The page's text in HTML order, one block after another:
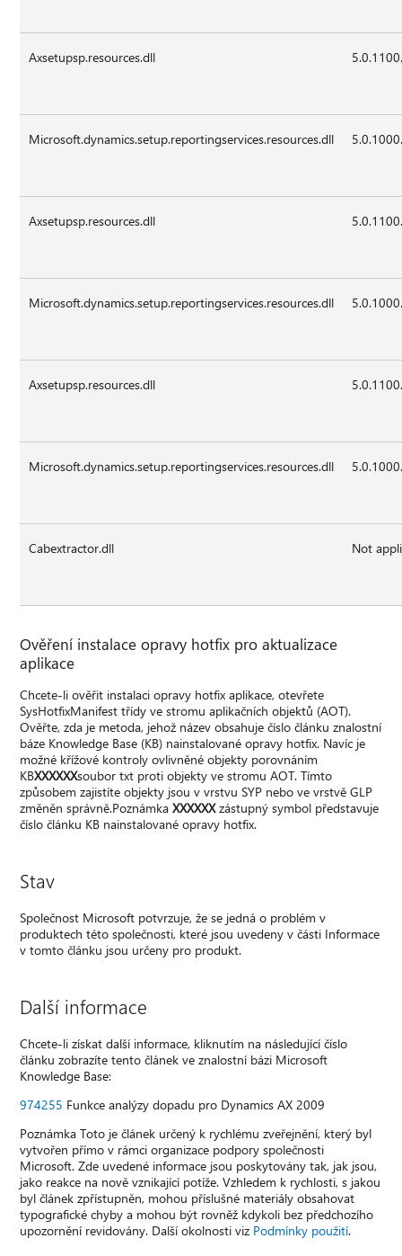
Axsetupsp.resources.dll
Microsoft.dynamics.setup.reportingservices.resources.dll
Axsetupsp.resources.dll
Microsoft.dynamics.setup.reportingservices.resources.dll
Axsetupsp.resources.dll
Microsoft.dynamics.setup.reportingservices.resources.dll
Cabextractor.dll Not
Ověření instalace opravy hotfix pro aktualizace
aplikace
Chcete-li ověřit instalaci opravy hotfix aplikace, otevřete
SysHotfixManifest třídy ve stromu aplikačních objektů (AOT).
Ověřte, zda je metoda, jehož název obsahuje číslo článku znalostní
báze Knowledge Base (KB) nainstalované opravy hotfix. Navíc je
možné křížové kontroly ovlivněné objekty porovnáním
KBXXXXXXsoubor txt proti objekty ve stromu AOT. Tímto
způsobem zajistíte objekty jsou v vrstvu SYP nebo ve vrstvě GLP
změněn správně.PoznámkaXXXXXXzástupný symbol představuje
číslo článku KB nainstalované opravy hotfix.
Stav
Společnost Microsoft potvrzuje, že se jedná o problém v
produktech této společnosti, které jsou uvedeny v části Informace
v tomto článku jsou určeny pro produkt.
Další informace
Chcete-li získat další informace, kliknutím na následující číslo
článku zobrazíte tento článek ve znalostní bázi Microsoft
Knowledge Base:
974255 Funkce analýzy dopadu pro Dynamics AX 2009
Poznámka Toto je článek určený k rychlému zveřejnění, který byl
vytvořen přímo v rámci organizace podpory společnosti
Microsoft. Zde uvedené informace jsou poskytovány tak, jak jsou,
jako reakce na nově vznikající potíže. Vzhledem k rychlosti, s jakou
byl článek zpřístupněn, mohou příslušné materiály obsahovat
typografické chyby a mohou být rovněž kdykoli bez předchozího
upozornění revidovány. Další okolnosti viz Podmínky použití.